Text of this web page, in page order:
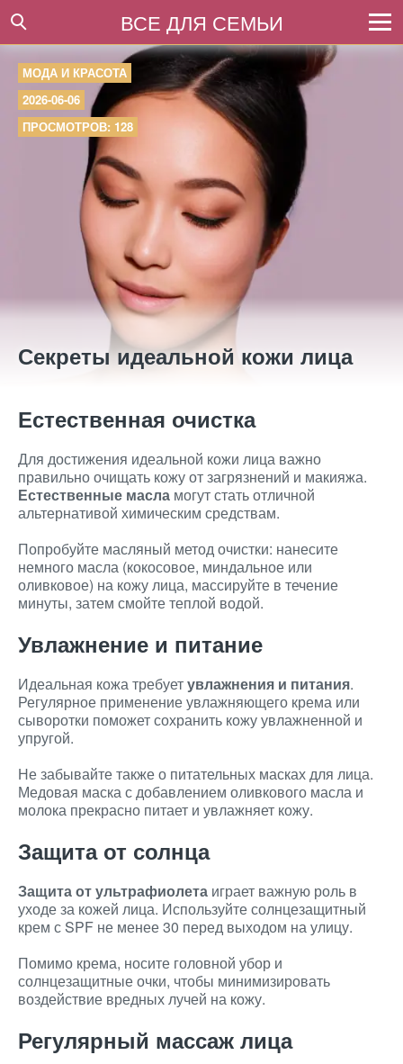
ВСЕ ДЛЯ СЕМЬИ
МОДА И КРАСОТА
2026-06-06
ПРОСМОТРОВ: 128
Секреты идеальной кожи лица
Естественная очистка
Для достижения идеальной кожи лица важно
правильно очищать кожу от загрязнений и макияжа.
Естественные масла могут стать отличной
альтернативой химическим средствам.
Попробуйте масляный метод очистки: нанесите
немного масла (кокосовое, миндальное или
оливковое) на кожу лица, массируйте в течение
минуты, затем смойте теплой водой.
Увлажнение и питание
Идеальная кожа требуетувлажнения и питания.
Регулярное применение увлажняющего крема или
сыворотки поможет сохранить кожу увлажненной и
упругой.
Не забывайте также о питательных масках для лица.
Медовая маска с добавлением оливкового масла и
молока прекрасно питает и увлажняет кожу.
Защита от солнца
Защита от ультрафиолета играет важную роль в
уходе за кожей лица. Используйте солнцезащитный
крем с SPF не менее 30 перед выходом на улицу.
Помимо крема, носите головной убор и
солнцезащитные очки, чтобы минимизировать
воздействие вредных лучей на кожу.
Регулярный массаж лица